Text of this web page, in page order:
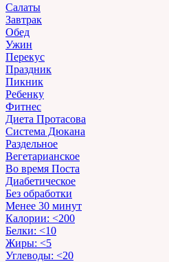
Салаты
Завтрак
Обед
Ужин
Перекус
Праздник
Пикник
Ребенку
Фитнес
Диета Протасова
Система Дюкана
Раздельное
Вегетарианское
Во время Поста
Диабетическое
Без обработки
Менее 30 минут
Калории: <200
Белки: <10
Жиры: <5
Углеводы: <20